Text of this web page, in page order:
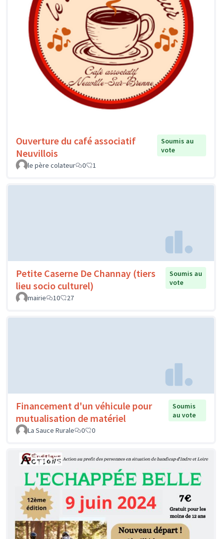
Ouverture du café associatif
Neuvillois
Soumis au
vote
le père colateur
0 1
Petite Caserne De Channay (tiers
lieu socio culturel)
Soumis au
vote
mairie
10 27
Financement d'un véhicule pour
mutualisation de matériel
Soumis
au vote
La Sauce Rurale
0 0